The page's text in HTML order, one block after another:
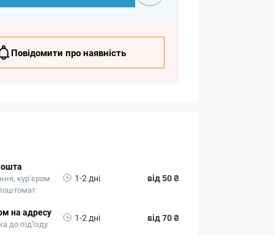
Повідомити про наявність
кур’єром
1-2 дні від 50 ₴
на адресу
до під'їзду
1-2 дні від 70 ₴